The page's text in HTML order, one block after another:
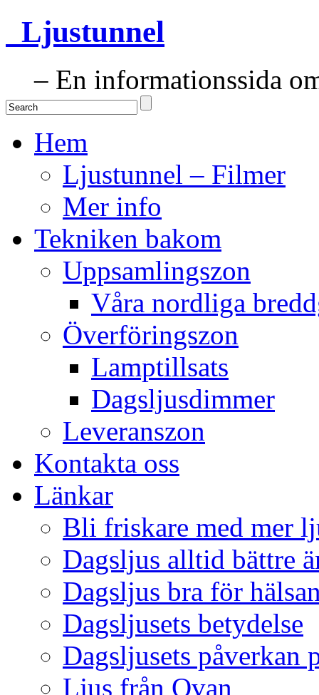
Ljustunnel
– En informationssida
Hem
Ljustunnel – Filmer
Mer info
Tekniken bakom
Uppsamlingszon
Våra nordliga
Överföringszon
Lamptillsats
Dagsljusdimmer
Leveranszon
Kontakta oss
Länkar
Bli friskare med mer
Dagsljus alltid bättre
Dagsljus bra för
Dagsljusets betydelse
Dagsljusets påverkan
Ljus från Ovan